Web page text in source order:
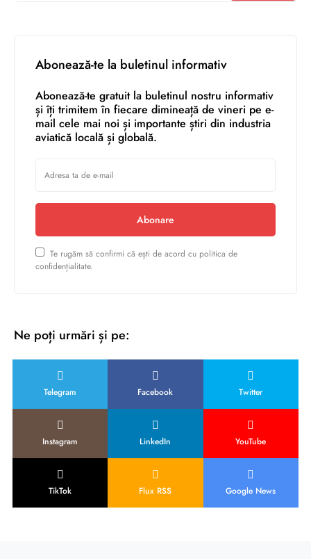
Abonează-te la buletinul informativ
Abonează-te gratuit la buletinul nostru informativ
și îți trimitem în fiecare dimineață de vineri pe e-
mail cele mai noi și importante știri din industria
aviatică locală și globală.
Abonare
Te rugăm să confirmi că ești de acord cu politica de
confidențialitate.
Ne poți urmări și pe:
Telegram Facebook Twitter
Instagram LinkedIn YouTube
TikTok Flux RSS Google News